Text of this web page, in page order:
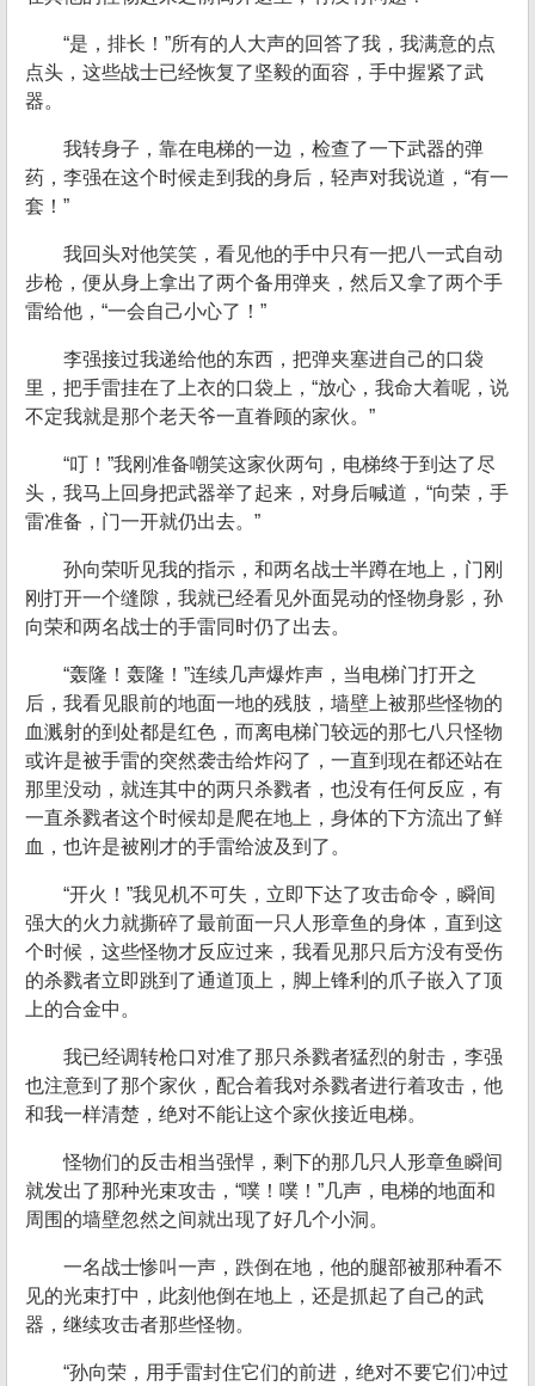
“是，排长！”所有的人大声的回答了我，我满意的点
点头，这些战士已经恢复了坚毅的面容，手中握紧了武
器。
我转身子，靠在电梯的一边，检查了一下武器的弹
药，李强在这个时候走到我的身后，轻声对我说道，“有一
套！”
我回头对他笑笑，看见他的手中只有一把八一式自动
步枪，便从身上拿出了两个备用弹夹，然后又拿了两个手
雷给他，“一会自己小心了！”
李强接过我递给他的东西，把弹夹塞进自己的口袋
里，把手雷挂在了上衣的口袋上，“放心，我命大着呢，说
不定我就是那个老天爷一直眷顾的家伙。”
“叮！”我刚准备嘲笑这家伙两句，电梯终于到达了尽
头，我马上回身把武器举了起来，对身后喊道，“向荣，手
雷准备，门一开就仍出去。”
孙向荣听见我的指示，和两名战士半蹲在地上，门刚
刚打开一个缝隙，我就已经看见外面晃动的怪物身影，孙
向荣和两名战士的手雷同时仍了出去。
“轰隆！轰隆！”连续几声爆炸声，当电梯门打开之
后，我看见眼前的地面一地的残肢，墙壁上被那些怪物的
血溅射的到处都是红色，而离电梯门较远的那七八只怪物
或许是被手雷的突然袭击给炸闷了，一直到现在都还站在
那里没动，就连其中的两只杀戮者，也没有任何反应，有
一直杀戮者这个时候却是爬在地上，身体的下方流出了鲜
血，也许是被刚才的手雷给波及到了。
“开火！”我见机不可失，立即下达了攻击命令，瞬间
强大的火力就撕碎了最前面一只人形章鱼的身体，直到这
个时候，这些怪物才反应过来，我看见那只后方没有受伤
的杀戮者立即跳到了通道顶上，脚上锋利的爪子嵌入了顶
上的合金中。
我已经调转枪口对准了那只杀戮者猛烈的射击，李强
也注意到了那个家伙，配合着我对杀戮者进行着攻击，他
和我一样清楚，绝对不能让这个家伙接近电梯。
怪物们的反击相当强悍，剩下的那几只人形章鱼瞬间
就发出了那种光束攻击，“噗！噗！”几声，电梯的地面和
周围的墙壁忽然之间就出现了好几个小洞。
一名战士惨叫一声，跌倒在地，他的腿部被那种看不
见的光束打中，此刻他倒在地上，还是抓起了自己的武
器，继续攻击者那些怪物。
“孙向荣，用手雷封住它们的前进，绝对不要它们冲过